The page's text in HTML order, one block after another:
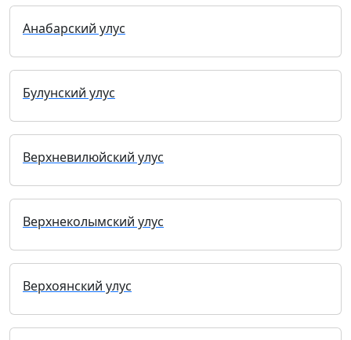
Анабарский улус
Булунский улус
Верхневилюйский улус
Верхнеколымский улус
Верхоянский улус